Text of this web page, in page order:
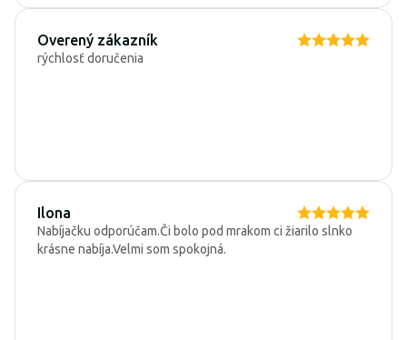
Overený zákazník
rýchlosť doručenia
Ilona
Nabíjačku odporúčam.Či bolo pod mrakom ci žiarilo slnko
krásne nabíja.Velmi som spokojná.